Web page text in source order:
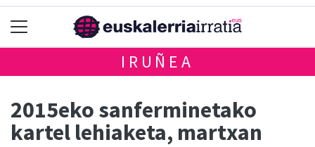
IRUÑEA
2015eko sanferminetako
kartel lehiaketa, martxan